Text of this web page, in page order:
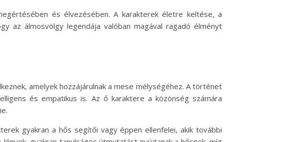
és élvezésében. A karakterek életre keltése, a
az álmosvölgy legendája valóban magával ragadó élményt
amelyek hozzájárulnak a mese mélységéhez. A történet
és empatikus is. Az ő karaktere a közönség számára
gyakran a hős segítői vagy éppen ellenfelei, akik további